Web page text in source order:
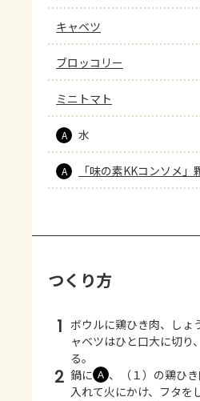
キャベツ
ブロッコリー
ミニトマト
A 水
A 「味の素KKコンソメ」
つくり方
1 ボウルに鶏ひき肉、しょ
ャベツはひと口大に切り
る。
2 鍋に Ａ 、（１）の鶏ひ
入れて火にかけ、フタを